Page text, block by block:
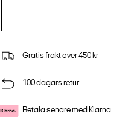
Gratis frakt över 450 kr
100 dagars retur
Betala senare med Klarna